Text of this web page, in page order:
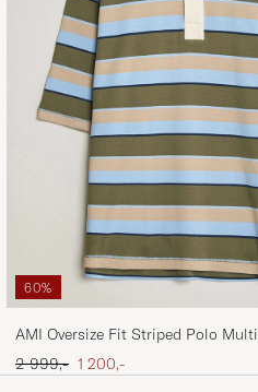
60%
AMI Oversize Fit Striped Polo Multi
Ordinær pris
2 999,- Nedsatt pris
1 200,-